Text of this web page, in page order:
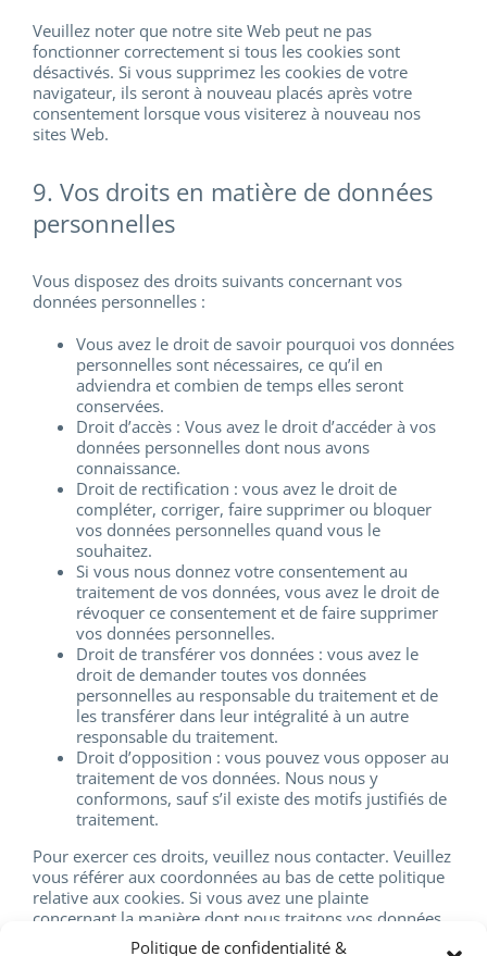
Politique de confidentialité &
Veuillez noter que notre site Web peut ne pas
fonctionner correctement si tous les cookies sont
désactivés. Si vous supprimez les cookies de votre
navigateur, ils seront à nouveau placés après votre
consentement lorsque vous visiterez à nouveau nos
sites Web.
9. Vos droits en matière de données
personnelles
Vous disposez des droits suivants concernant vos
données personnelles :
Vous avez le droit de savoir pourquoi vos données
personnelles sont nécessaires, ce qu’il en
adviendra et combien de temps elles seront
conservées.
Droit d’accès : Vous avez le droit d’accéder à vos
données personnelles dont nous avons
connaissance.
Droit de rectification : vous avez le droit de
compléter, corriger, faire supprimer ou bloquer
vos données personnelles quand vous le
souhaitez.
Si vous nous donnez votre consentement au
traitement de vos données, vous avez le droit de
révoquer ce consentement et de faire supprimer
vos données personnelles.
Droit de transférer vos données : vous avez le
droit de demander toutes vos données
personnelles au responsable du traitement et de
les transférer dans leur intégralité à un autre
responsable du traitement.
Droit d’opposition : vous pouvez vous opposer au
traitement de vos données. Nous nous y
conformons, sauf s’il existe des motifs justifiés de
traitement.
Pour exercer ces droits, veuillez nous contacter. Veuillez
vous référer aux coordonnées au bas de cette politique
relative aux cookies. Si vous avez une plainte
concernant la manière dont nous traitons vos données,
nous aimerions avoir de vos nouvelles, mais vous avez